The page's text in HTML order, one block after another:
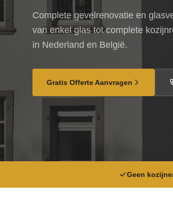
Complete gevelrenovatie en
van enkel glas tot complete
in Nederland en België.
Gratis Offerte Aanvragen
Geen